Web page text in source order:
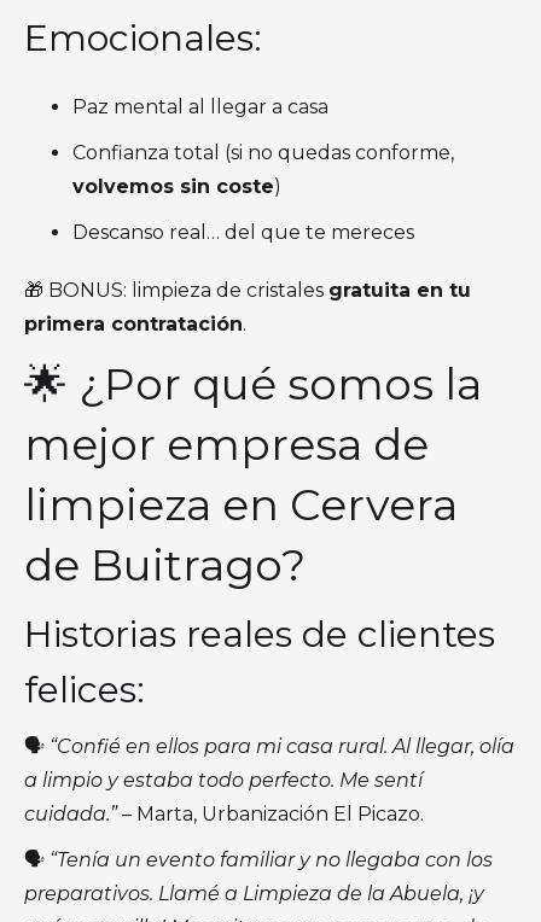
Emocionales:
Paz mental al llegar a casa
Confianza total (si no quedas conforme,
volvemos sin coste)
Descanso real… del que te mereces
🎁 BONUS: limpieza de cristales gratuita en tu
primera contratación.
🌟 ¿Por qué somos la
mejor empresa de
limpieza en Cervera
de Buitrago?
Historias reales de clientes
felices:
🗣️ “Confié en ellos para mi casa rural. Al llegar, olía
a limpio y estaba todo perfecto. Me sentí
cuidada.”– Marta, Urbanización El Picazo.
🗣️ “Tenía un evento familiar y no llegaba con los
preparativos. Llamé a Limpieza de la Abuela, ¡y